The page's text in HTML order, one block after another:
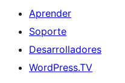
Aprender
Soporte
Desarrolladores
WordPress.TV